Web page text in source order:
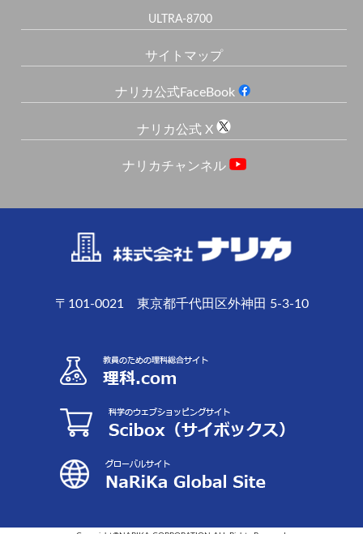
ULTRA-8700
サイトマップ
ナリカ公式FaceBook
ナリカ公式 X
ナリカチャンネル
〒101-0021 東京都千代田区外神田 5-3-10